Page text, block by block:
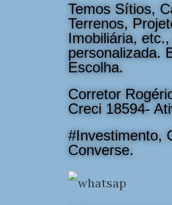
Temos Sítios,
Terrenos,
Imobiliária,
personalizada.
Escolha.
Corretor
Creci 18594-
#Investimento,
Converse.